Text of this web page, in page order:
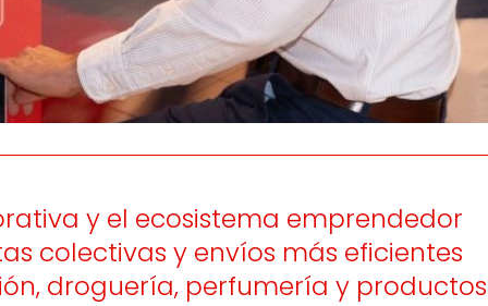
y el ecosistema emprendedor
colectivas y envíos más eficientes
droguería, perfumería y